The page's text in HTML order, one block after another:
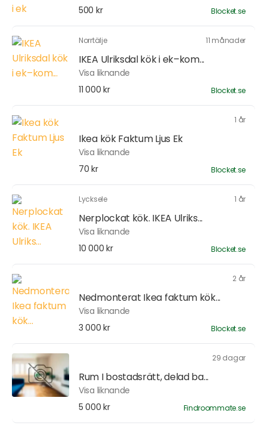
500 kr
Blocket.se
Norrtälje 11 månader
IKEA Ulriksdal kök i ek–kom...
Visa liknande
11 000 kr
Blocket.se
1 år
Ikea kök Faktum Ljus Ek
Visa liknande
70 kr
Blocket.se
Lycksele 1 år
Nerplockat kök. IKEA Ulriks...
Visa liknande
10 000 kr
Blocket.se
2 år
Nedmonterat Ikea faktum kök...
Visa liknande
3 000 kr
Blocket.se
29 dagar
Rum I bostadsrätt, delad ba...
Visa liknande
5 000 kr
Findroommate.se